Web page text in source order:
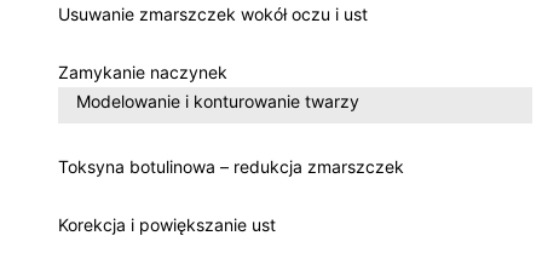
Usuwanie zmarszczek wokół oczu i ust
Zamykanie naczynek
Modelowanie i konturowanie twarzy
Toksyna botulinowa – redukcja zmarszczek
Korekcja i powiększanie ust